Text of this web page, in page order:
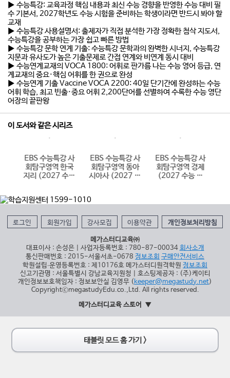
▶ 수능특강: 교육과정 핵심 내용과 최신 수능 경향을 반영한 수능 대비 필
수 기본서, 2027학년도 수능 시험을 준비하는 학생이라면 반드시 봐야 할
교재
▶ 수능특강 사용설명서: 출제자가 직접 분석한 가장 정확한 첨삭 지도서,
수능특강을 공부하는 가장 쉽고 빠른 방법
▶ 수능특강 문학 연계 기출: 수능특강 문학과의 완벽한 시너지, 수능특강
지문과 유사도가 높은 기출문제로 간접 연계와 비연계 동시 대비
▶ 수능연계교재의 VOCA 1800: 어휘로 판가름 나는 수능 영어 등급, 연
계교재의 중요·핵심 어휘를 한 권으로 완성
▶ 수능연계 기출 Vaccine VOCA 2200: 40일 단기간에 완성하는 수능
어휘 학습, 최고 빈출·중요 어휘 2,200단어를 선별하여 수록한 수능 영단
어장의 끝판왕
이 도서와 같은 시리즈
EBS 수능특강 사
회탐구영역 한국
지리 (2027 수능
EBS 수능특강 사
회탐구영역 동아
시아사 (2027 수
EBS 수능특강 사
회탐구영역 경제
(2027 수능 대
로그인 회원가입 강사모집 이용약관 개인정보처리방침
메가스터디교육㈜
대표이사 : 손성은 | 사업자등록번호 : 780-87-00034 회사소개
통신판매번호 : 2015-서울서초-0678 정보조회 구매안전서비스
학원설립∙운영등록번호 : 제10176호 메가스터디원격학원 정보조회
신고기관명 : 서울특별시 강남교육지원청 | 호스팅제공자 : (주)케이티
개인정보보호책임자 : 정보보안실 김영무 (keeper@megastudy.net)
CopyrightⓒmegastudyEdu.co.,Ltd. All rights reserved.
메가스터디교육 스토어
태블릿 모드 홈 가기 >